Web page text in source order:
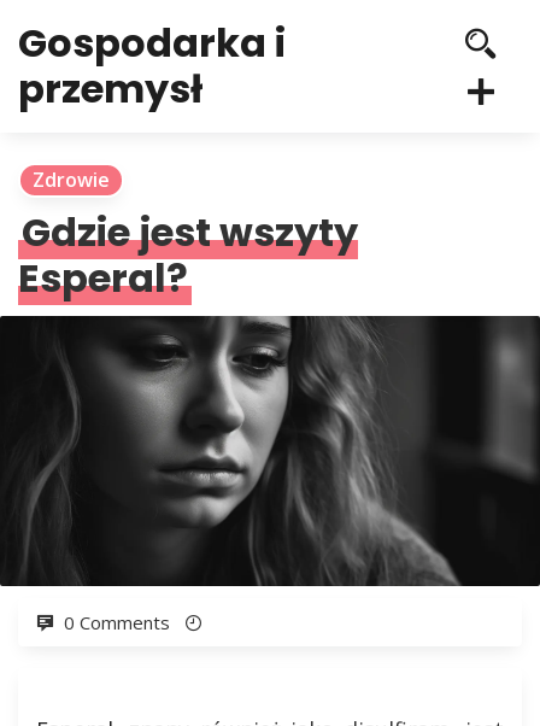
Gospodarka i
przemysł
Zdrowie
Gdzie jest wszyty
Esperal?
0 Comments